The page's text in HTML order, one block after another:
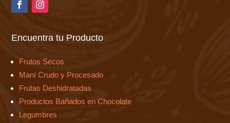
Encuentra tu Producto
Frutos Secos
Maní Crudo y Procesado
Frutas Deshidratadas
Productos Bañados en Chocolate
Legumbres